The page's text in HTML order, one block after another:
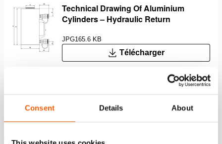
Consent Details About
Technical Drawing Of Aluminium
Cylinders – Hydraulic Return
JPG165.6 KB
Télécharger
Caractéristiques
Jusqu’à 50 % plus légers que les vérins en acier - facile